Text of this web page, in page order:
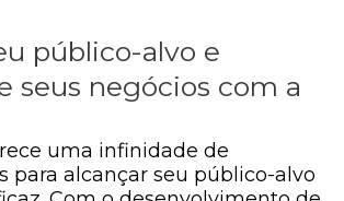
público-alvo e
seus negócios com a
uma infinidade de
para alcançar seu público-alvo